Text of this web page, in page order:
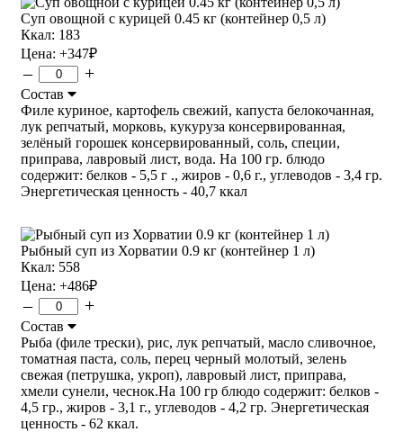
Суп овощной с курицей 0.45 кг (контейнер 0,5 л)
Ккал: 183
Цена: +347₽
– +
Состав
Филе куриное, картофель свежий, капуста белокочанная,
лук репчатый, морковь, кукуруза консервированная,
зелёный горошек консервированный, соль, специи,
приправа, лавровый лист, вода. На 100 гр. блюдо
содержит: белков - 5,5 г ., жиров - 0,6 г., углеводов - 3,4 гр.
Энергетическая ценность - 40,7 ккал
Рыбный суп из Хорватии 0.9 кг (контейнер 1 л)
Ккал: 558
Цена: +486₽
– +
Состав
Рыба (филе трески), рис, лук репчатый, масло сливочное,
томатная паста, соль, перец черный молотый, зелень
свежая (петрушка, укроп), лавровый лист, приправа,
хмели сунели, чеснок.На 100 гр блюдо содержит: белков -
4,5 гр., жиров - 3,1 г., углеводов - 4,2 гр. Энергетическая
ценность - 62 ккал.